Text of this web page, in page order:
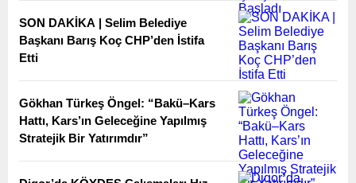
SON DAKİKA | Selim Belediye
Başkanı Barış Koç CHP’den İstifa
Etti
Gökhan Türkeş Öngel: “Bakü–Kars
Hattı, Kars’ın Geleceğine Yapılmış
Stratejik Bir Yatırımdır”